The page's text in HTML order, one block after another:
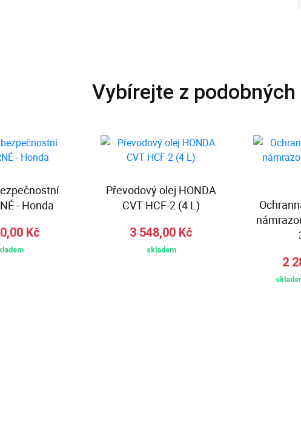
Vybírejte z
- Honda
Kč
Převodový olej HONDA
CVT HCF-2 (4 L)
3 548,00 Kč
skladem
2